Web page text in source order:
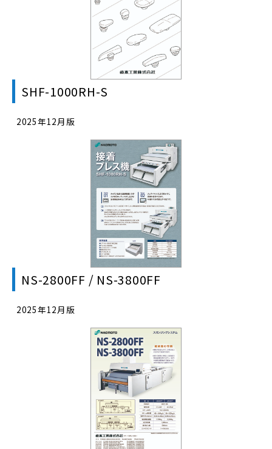
SHF-1000RH-S
2025年12月版
NS-2800FF / NS-3800FF
2025年12月版